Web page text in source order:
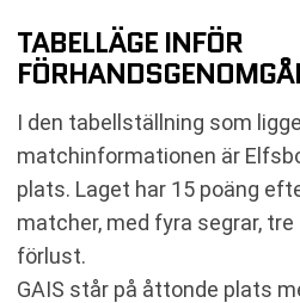
TABELLÄGE INFÖR
I den tabellställning som
matchinformationen är
plats. Laget har 15 poäng
matcher, med fyra segrar,
förlust.
GAIS står på åttonde plats